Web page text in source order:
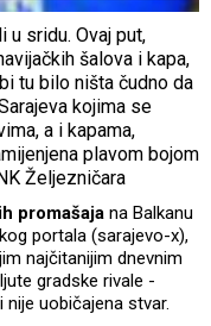
u sridu. Ovaj put,
šalova i kapa,
tu bilo ništa čudno da
kojima se
a i kapama,
plavom bojom
Željezničara
promašaja na Balkanu
portala (sarajevo-x),
najčitanijim dnevnim
gradske rivale -
nije uobičajena stvar.